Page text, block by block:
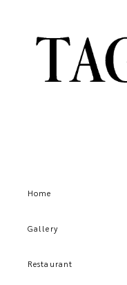
Home
Gallery
Restaurant